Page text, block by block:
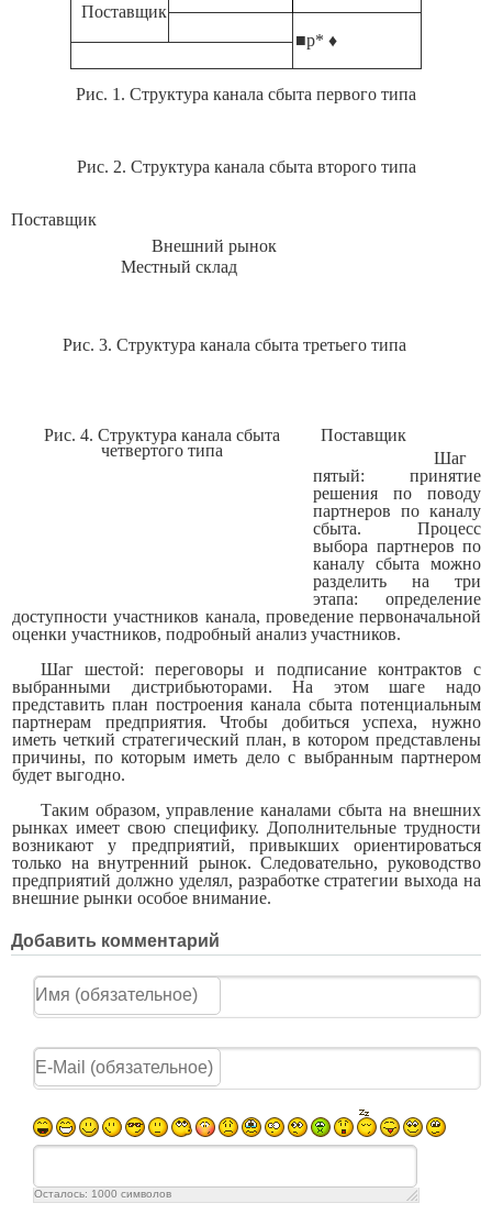
Поставщик
■р* ♦
Рис. 1. Структура канала сбыта первого типа
Рис. 2. Структура канала сбыта второго типа
Поставщик
Внешний рынок
Местный склад
Рис. 3. Структура канала сбыта третьего типа
Рис. 4. Структура канала сбыта
четвертого типа
Поставщик
Шаг
пятый: принятие
решения по поводу
партнеров по кана­лу
сбыта. Процесс
выбора партнеров по
каналу сбыта можно
раз­делить на три
этапа: определение
доступности участников канала, проведение первоначальной
оценки участников, подробный анализ участников.
Шаг шестой: переговоры и подписание контрактов с
выбранными дистрибьюторами. На этом шаге надо
представить план по­строения канала сбыта потенциальным
партнерам предприятия. Что­бы добиться успеха, нужно
иметь четкий стратегический план, в ко­тором представлены
причины, по которым иметь дело с выбранным партнером
будет выгодно.
Таким образом, управление каналами сбыта на внешних
рынках имеет свою специфику. Дополнительные трудности
возникают у предприятий, привыкших ориентироваться
только на внутренний рынок. Следовательно, руководство
предприятий должно уделял, разработке стратегии выхода на
внешние рынки особое внимание.
Добавить комментарий
Осталось: 1000 символов